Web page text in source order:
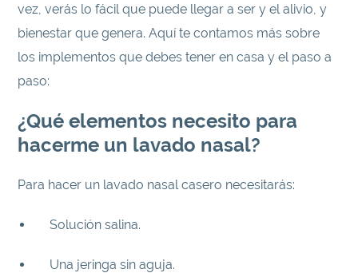
vez, verás lo fácil que puede llegar a ser y el alivio, y
bienestar que genera. Aquí te contamos más sobre
los implementos que debes tener en casa y el paso a
paso:
¿Qué elementos necesito para
hacerme un lavado nasal?
Para hacer un lavado nasal casero necesitarás:
Solución salina.
Una jeringa sin aguja.